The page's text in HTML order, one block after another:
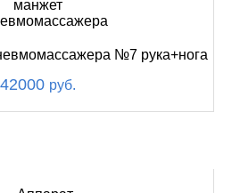
№7 рука+нога
42000 руб.